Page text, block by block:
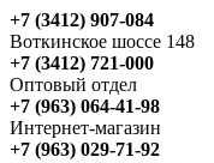
+7 (3412) 907-084
Воткинское шоссе 148
+7 (3412) 721-000
Оптовый отдел
+7 (963) 064-41-98
Интернет-магазин
+7 (963) 029-71-92